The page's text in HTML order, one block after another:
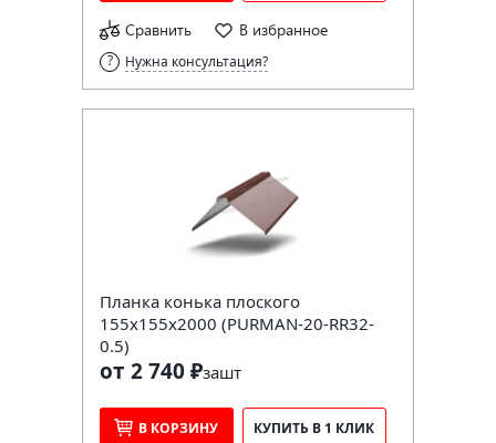
Сравнить В избранное
Нужна консультация?
Планка конька плоского
155х155х2000 (PURMAN-20-RR32-
0.5)
от 2 740 ₽зашт
В КОРЗИНУ КУПИТЬ В 1 КЛИК